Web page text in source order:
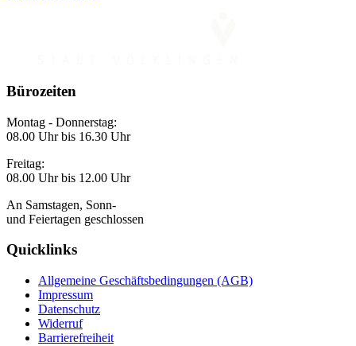
Bürozeiten
Montag - Donnerstag:
08.00 Uhr bis 16.30 Uhr
Freitag:
08.00 Uhr bis 12.00 Uhr
An Samstagen, Sonn-
und Feiertagen geschlossen
Quicklinks
Allgemeine Geschäftsbedingungen (AGB)
Impressum
Datenschutz
Widerruf
Barrierefreiheit